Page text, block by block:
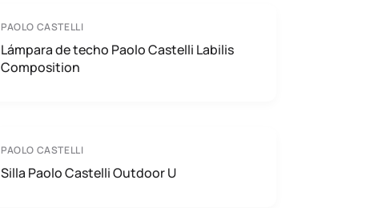
PAOLO CASTELLI
Lámpara de techo Paolo Castelli Labilis
Composition
PAOLO CASTELLI
Silla Paolo Castelli Outdoor U